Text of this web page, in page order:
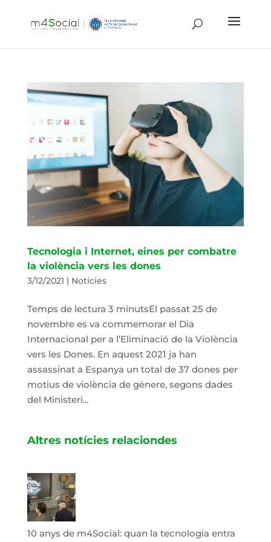
Tecnologia i Internet, eines per combatre
la violència vers les dones
3/12/2021 | Notícies
Temps de lectura 3 minutsEl passat 25 de
novembre es va commemorar el Dia
Internacional per a l’Eliminació de la Violència
vers les Dones. En aquest 2021 ja han
assassinat a Espanya un total de 37 dones per
motius de violència de gènere, segons dades
del Ministeri...
Altres notícies relaciondes
10 anys de m4Social: quan la tecnologia entra